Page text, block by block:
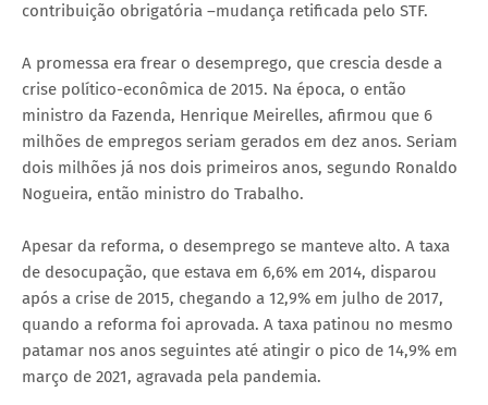
contribuição obrigatória –mudança retificada pelo STF.
A promessa era frear o desemprego, que crescia desde a
crise político-econômica de 2015. Na época, o então
ministro da Fazenda, Henrique Meirelles, afirmou que 6
milhões de empregos seriam gerados em dez anos. Seriam
dois milhões já nos dois primeiros anos, segundo Ronaldo
Nogueira, então ministro do Trabalho.
Apesar da reforma, o desemprego se manteve alto. A taxa
de desocupação, que estava em 6,6% em 2014, disparou
após a crise de 2015, chegando a 12,9% em julho de 2017,
quando a reforma foi aprovada. A taxa patinou no mesmo
patamar nos anos seguintes até atingir o pico de 14,9% em
março de 2021, agravada pela pandemia.